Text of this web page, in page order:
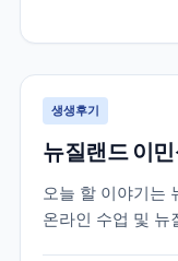
코로나로 인한 공
데요! 이 학생은
로...
생생후기
뉴질랜드 이
오늘 할 이야기는
온라인 수업 및 뉴